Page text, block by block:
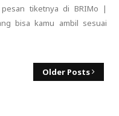
tiketnya di BRIMo |
bisa kamu ambil sesuai
Older Posts